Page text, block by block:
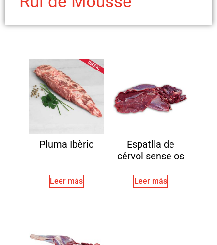
Pluma Ibèric
Leer más
Espatlla de
cérvol sense os
Leer más